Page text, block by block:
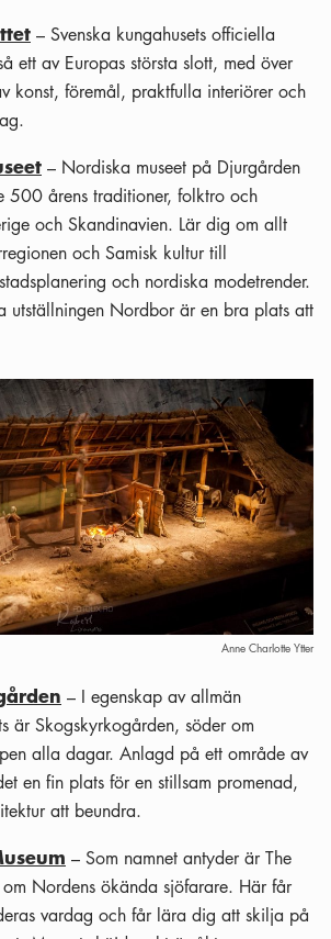
– Svenska kungahusets officiella
ett av Europas största slott, med över
konst, föremål, praktfulla interiörer och
– Nordiska museet på Djurgården
500 årens traditioner, folktro och
och Skandinavien. Lär dig om allt
och Samisk kultur till
och nordiska modetrender.
utställningen Nordbor är en bra plats att
Anne Charlotte Ytter
– I egenskap av allmän
är Skogskyrkogården, söder om
alla dagar. Anlagd på ett område av
en fin plats för en stillsam promenad,
att beundra.
– Som namnet antyder är The
Nordens ökända sjöfarare. Här får
vardag och får lära dig att skilja på